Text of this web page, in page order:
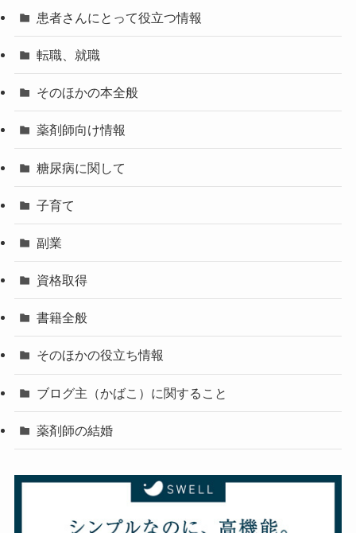
患者さんにとって役立つ情報
転職、就職
そのほかの本全般
薬剤師向け情報
糖尿病に関して
子育て
副業
資格取得
書籍全般
そのほかの役立ち情報
ブログ主（かばこ）に関すること
薬剤師の結婚